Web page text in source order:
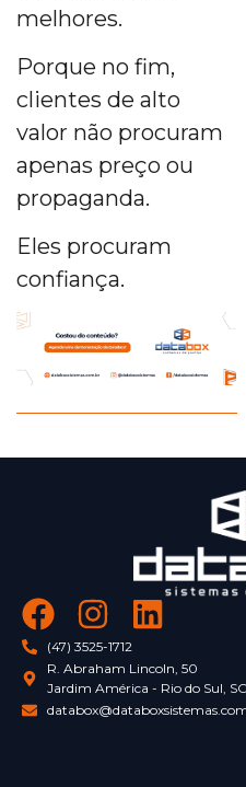
melhores.
Porque no fim,
clientes de alto
valor não procuram
apenas preço ou
propaganda.
Eles procuram
confiança.
(47) 3525-1712
R. Abraham Lincoln, 50
Jardim América - Rio do Sul, SC